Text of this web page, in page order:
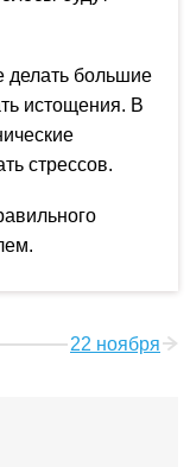
делать большие
истощения. В
стрессов.
22 ноября